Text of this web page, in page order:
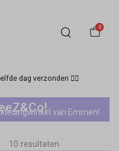
0
dag verzonden 🏃‍♀️
van Emmen!
10 resultaten